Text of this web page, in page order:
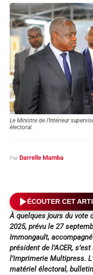
Le Ministre de l’Intérieur
électoral.
Par Darrelle Mamba
ÉCOUTER CET
À quelques jours du
2025, prévu le 27
Immongault,
président de l’ACER,
l’imprimerie Multipress.
matériel électoral,